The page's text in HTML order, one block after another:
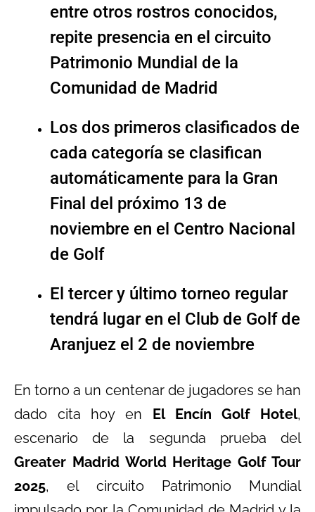
entre otros rostros conocidos,
repite presencia en el circuito
Patrimonio Mundial de la
Comunidad de Madrid
Los dos primeros clasificados de
cada categoría se clasifican
automáticamente para la Gran
Final del próximo 13 de
noviembre en el Centro Nacional
de Golf
El tercer y último torneo regular
tendrá lugar en el Club de Golf de
Aranjuez el 2 de noviembre
En torno a un centenar de jugadores se han
dado cita hoy en El Encín Golf Hotel,
escenario de la segunda prueba del
Greater Madrid World Heritage Golf Tour
2025, el circuito Patrimonio Mundial